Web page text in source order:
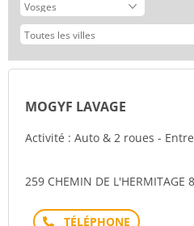
MOGYF LAVAGE
Activité : Auto & 2 roues -
259 CHEMIN DE L'HERMITAGE
Téléphone